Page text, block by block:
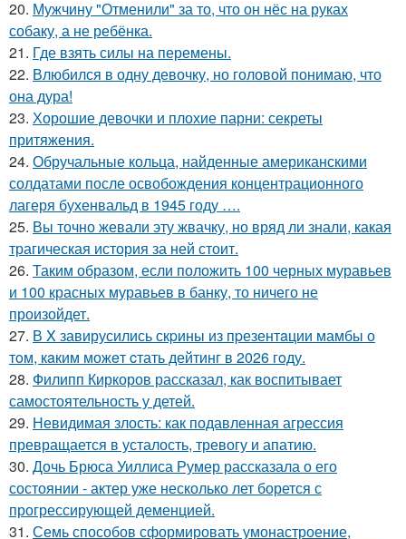
20. Мужчину "Отменили" за то, что он нёс на руках
собаку, а не ребёнка.
21. Где взять силы на перемены.
22. Влюбился в одну девочку, но головой понимаю, что
она дура!
23. Хорошие девочки и плохие парни: секреты
притяжения.
24. Обручальные кольца, найденные американскими
солдатами после освобождения концентрационного
лагеря бухенвальд в 1945 году ….
25. Вы точно жевали эту жвачку, но вряд ли знали, какая
трагическая история за ней стоит.
26. Таким образом, если положить 100 черных муравьев
и 100 красных муравьев в банку, то ничего не
произойдет.
27. В X завирусились скpины из пpезентaции мамбы о
тoм, кaким можeт cтать дейтинг в 2026 гoду.
28. Филипп Киркоров рассказал, как воспитывает
самостоятельность у детей.
29. Невидимая злость: как подавленная агрессия
превращается в усталость, тревогу и апатию.
30. Дочь Брюса Уиллиса Румер рассказала о его
состоянии - актер уже несколько лет борется с
прогрессирующей деменцией.
31. Семь способов сформировать умонастроение,